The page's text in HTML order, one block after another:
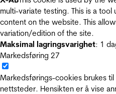
multi-variate testing. This is a
content on the website. This
variation/edition of the site.
Maksimal lagringsvarighet: 1
Markedsføring 27
Markedsførings-cookies brukes
nettsteder. Hensikten er å vise